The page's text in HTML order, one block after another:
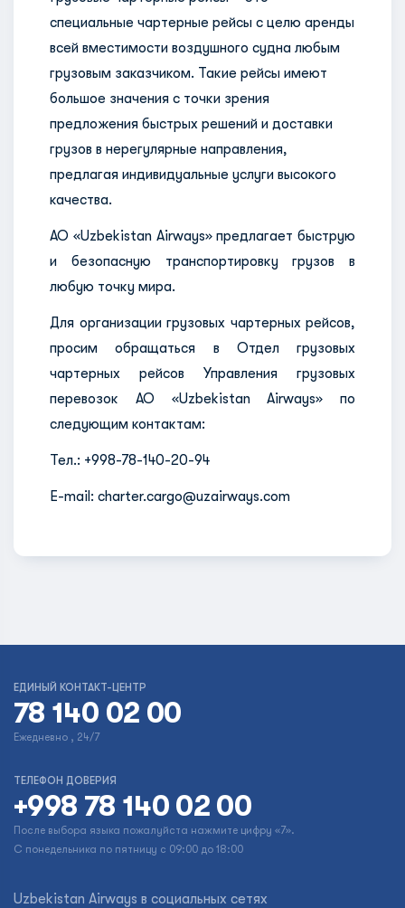
специальные чартерные рейсы с целю аренды
всей вместимости воздушного судна любым
грузовым заказчиком. Такие рейсы имеют
большое значения с точки зрения
предложения быстрых решений и доставки
грузов в нерегулярные направления,
предлагая индивидуальные услуги высокого
качества.
АО «Uzbekistan Airways» предлагает быструю
и безопасную транспортировку грузов в
любую точку мира.
Для организации грузовых чартерных рейсов,
просим обращаться в Отдел грузовых
чартерных рейсов Управления грузовых
перевозок АО «Uzbekistan Airways» по
следующим контактам:
Тел.: +998-78-140-20-94
E-mail: charter.cargo@uzairways.com
ЕДИНЫЙ КОНТАКТ-ЦЕНТР
78 140 02 00
Ежедневно , 24/7
ТЕЛЕФОН ДОВЕРИЯ
+998 78 140 02 00
После выбора языка пожалуйста нажмите цифру «7».
С понедельника по пятницу с 09:00 до 18:00
Uzbekistan Airways в социальных сетях